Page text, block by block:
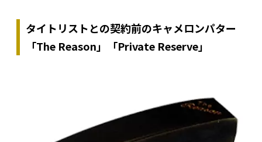
タイトリストとの契約前のキャメロンパター
「The Reason」「Private Reserve」